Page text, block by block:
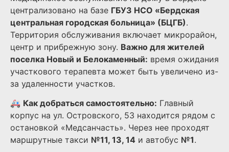
централизовано на базе ГБУЗ НСО «Бердская
центральная городская больница» (БЦГБ).
Территория обслуживания включает микрорайон,
центр и прибрежную зону. Важно для жителей
поселка Новый и Белокаменный: время ожидания
участкового терапевта может быть увеличено из-
за удаленности участков.
🚑 Как добраться самостоятельно: Главный
корпус на ул. Островского, 53 находится рядом с
остановкой «Медсанчасть». Через нее проходят
маршрутные такси №11, 13, 14 и автобус №1.